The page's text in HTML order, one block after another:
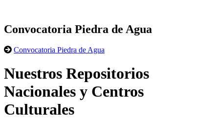
Convocatoria Piedra de Agua
Convocatoria Piedra de Agua
Nuestros Repositorios
Nacionales y Centros
Culturales